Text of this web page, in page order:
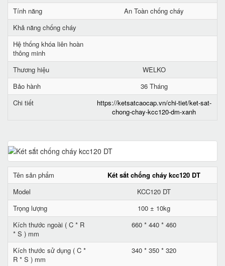
Tính năng
An Toàn chống cháy
Khả năng chống cháy
Hệ thống khóa liên hoàn
thông minh
Thương hiệu
WELKO
Bảo hành
36 Tháng
Chi tiết
https://ketsatcaocap.vn/chi-tiet/ket-sat-
chong-chay-kcc120-dm-xanh
Tên sản phẩm
Két sắt chống cháy kcc120 DT
Model
KCC120 DT
Trọng lượng
100 ± 10kg
Kích thước ngoài ( C * R
* S ) mm
660 * 440 * 460
Kích thước sử dụng ( C *
R * S ) mm
340 * 350 * 320